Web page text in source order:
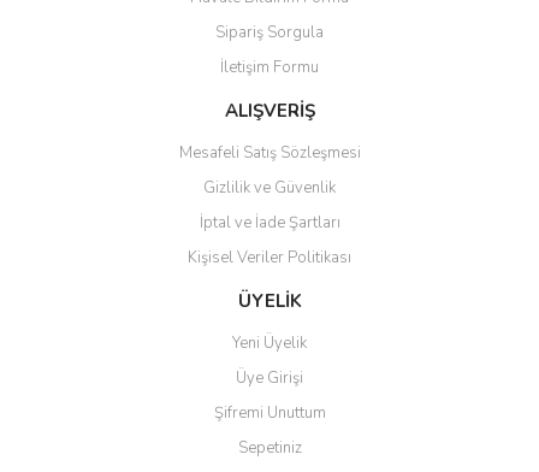
Ürün bilgilerinde hatalar bulunuyor.
Ürün fiyatı diğer sitelerden daha pahalı.
Bu ürüne benzer farklı alternatifler olmalı.
Gönder
Sipariş Sorgula
İletişim Formu
ALIŞVERİŞ
Mesafeli Satış Sözleşmesi
Gizlilik ve Güvenlik
İptal ve İade Şartları
Kişisel Veriler Politikası
ÜYELİK
Yeni Üyelik
Üye Girişi
Şifremi Unuttum
Sepetiniz